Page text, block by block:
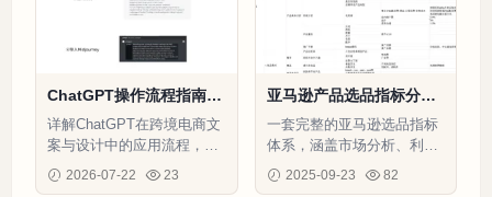
ChatGPT操作流程指南-3
0行-3个子表
详解ChatGPT在跨境电商文
案与设计中的应用流程，助
力卖家提升运营效率与产品
竞争力
2026-07-22 23
亚马逊产品选品指标分析
指南-47行-1个子表
一套完整的亚马逊选品指标
体系，涵盖市场分析、利润
核算、竞争评估和推广策
略，帮助卖家科学选品提升
2025-09-23 82